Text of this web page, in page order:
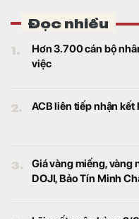
Đọc nhiều
1.
Hơn 3.700 cán bộ
việc
2. ACB liên tiếp nhận
3.
Giá vàng miếng, vàng
DOJI, Bảo Tín Minh